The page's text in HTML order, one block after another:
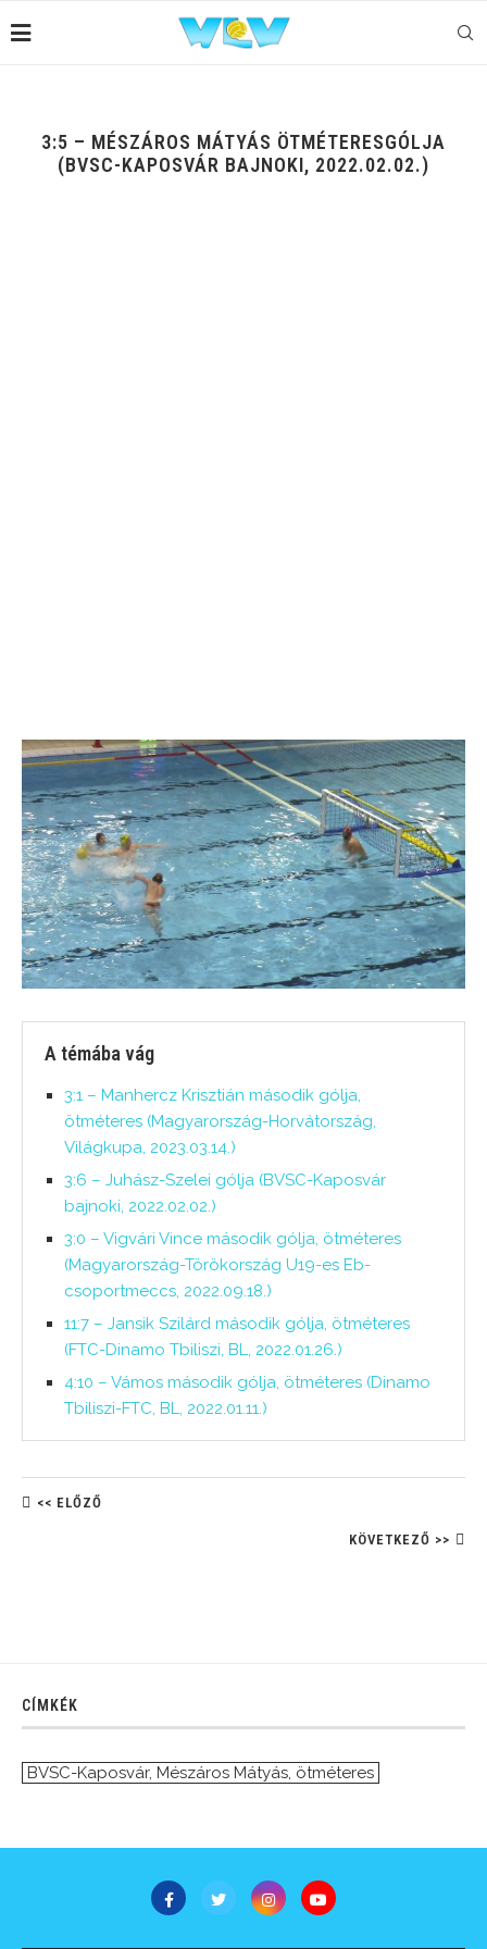
3:5 – MÉSZÁROS MÁTYÁS ÖTMÉTERESGÓLJA
(BVSC-KAPOSVÁR BAJNOKI, 2022.02.02.)
A témába vág
3:1 – Manhercz Krisztián második gólja,
ötméteres (Magyarország-Horvátország,
Világkupa, 2023.03.14.)
3:6 – Juhász-Szelei gólja (BVSC-Kaposvár
bajnoki, 2022.02.02.)
3:0 – Vigvári Vince második gólja, ötméteres
(Magyarország-Törökország U19-es Eb-
csoportmeccs, 2022.09.18.)
11:7 – Jansik Szilárd második gólja, ötméteres
(FTC-Dinamo Tbiliszi, BL, 2022.01.26.)
4:10 – Vámos második gólja, ötméteres (Dinamo
Tbiliszi-FTC, BL, 2022.01.11.)
<< ELŐZŐ
KÖVETKEZŐ >>
CÍMKÉK
BVSC-Kaposvár, Mészáros Mátyás, ötméteres